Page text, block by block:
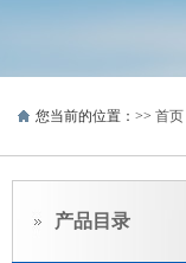
您当前的位置：>> 首页
产品目录